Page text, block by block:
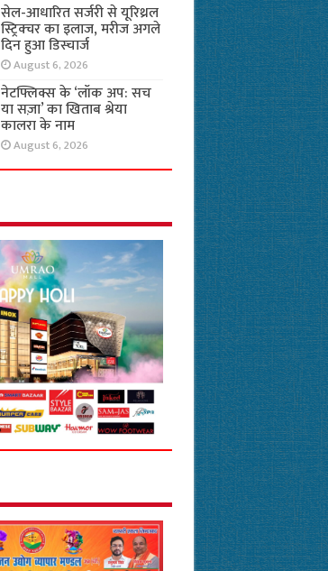
सेल-आधारित सर्जरी से यूरिथ्रल
स्ट्रिक्चर का इलाज, मरीज अगले
दिन हुआ डिस्चार्ज
August 6, 2026
नेटफ्लिक्स के ‘लॉक अप: सच
या सज़ा’ का खिताब श्रेया
कालरा के नाम
August 6, 2026